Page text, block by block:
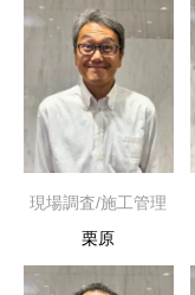
現場調査/施工管理
栗原